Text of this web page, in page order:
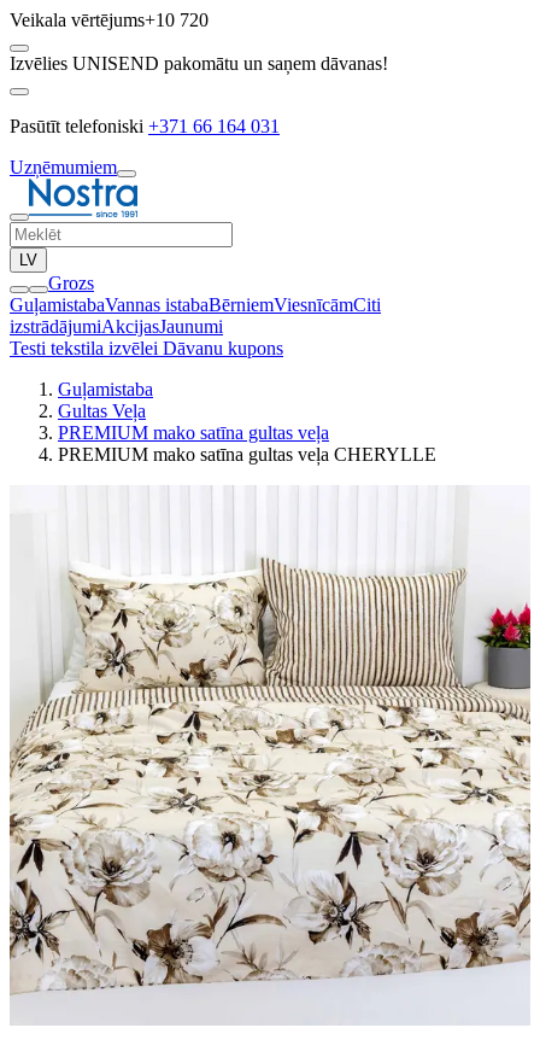
Veikala vērtējums+10 720
Izvēlies UNISEND pakomātu un saņem dāvanas!
Pasūtīt telefoniski +371 66 164 031
Uzņēmumiem
LV
Grozs
GuļamistabaVannas istabaBērniemViesnīcāmCiti
izstrādājumiAkcijasJaunumi
Testi tekstila izvēlei Dāvanu kupons
Guļamistaba
Gultas Veļa
PREMIUM mako satīna gultas veļa
PREMIUM mako satīna gultas veļa CHERYLLE